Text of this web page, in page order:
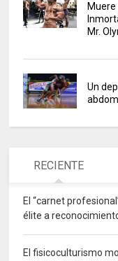
Muere
Mr.
Un
RECIENTE
El “carnet
élite a
El fisicoculturismo